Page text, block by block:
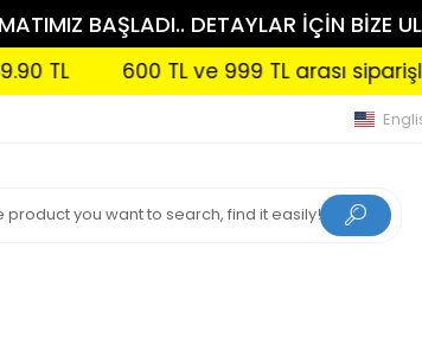
BAŞLADI.. DETAYLAR İÇİN BİZE
TL ve 999 TL arası siparişlerinizde Kargo